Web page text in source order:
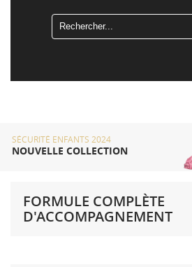
FORMULE COMPLÈTE
D'ACCOMPAGNEMENT
SÉCURITÉ ENFANTS 2024
NOUVELLE COLLECTION